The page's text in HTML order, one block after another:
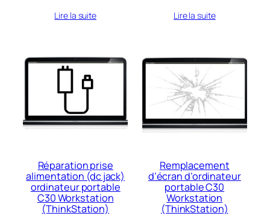
Lire la suite Lire la suite
Réparation prise
alimentation (dc jack)
ordinateur portable
C30 Workstation
(ThinkStation)
Remplacement
d’écran d’ordinateur
portable C30
Workstation
(ThinkStation)